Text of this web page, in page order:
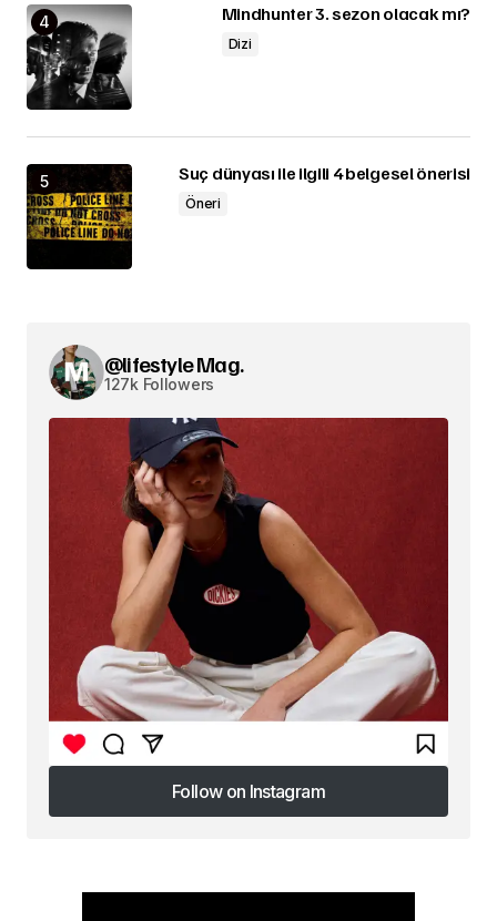
Mindhunter 3. sezon olacak mı?
Dizi
Suç dünyası ile ilgili 4 belgesel önerisi
Öneri
@lifestyle Mag.
127k Followers
Follow on Instagram
Follow on Instagram